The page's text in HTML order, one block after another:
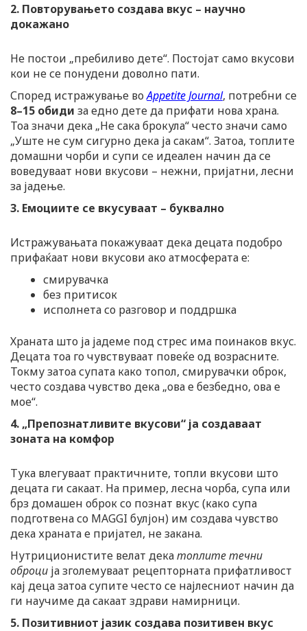
2. Повторувањето создава вкус – научно
докажано
Не постои „пребиливо дете“. Постојат само вкусови
кои не се понудени доволно пати.
Според истражување воAppetite Journal, потребни се
8–15 обиди за едно дете да прифати нова храна.
Тоа значи дека „Не сака брокула“ често значи само
„Уште не сум сигурно дека ја сакам“. Затоа, топлите
домашни чорби и супи се идеален начин да се
воведуваат нови вкусови – нежни, пријатни, лесни
за јадење.
3. Емоциите се вкусуваат – буквално
Истражувањата покажуваат дека децата подобро
прифаќаат нови вкусови ако атмосферата е:
смирувачка
без притисок
исполнета со разговор и поддршка
Храната што ја јадеме под стрес има поинаков вкус.
Децата тоа го чувствуваат повеќе од возрасните.
Токму затоа супата како топол, смирувачки оброк,
често создава чувство дека „ова е безбедно, ова е
мое“.
4. „Препознатливите вкусови“ ја создаваат
зоната на комфор
Тука влегуваат практичните, топли вкусови што
децата ги сакаат. На пример, лесна чорба, супа или
брз домашен оброк со познат вкус (како супа
подготвена со MAGGI булјон) им создава чувство
дека храната е пријател, не закана.
Нутриционистите велат декатоплите течни
оброци ја зголемуваат рецепторната прифатливост
кај деца затоа супите често се најлесниот начин да
ги научиме да сакаат здрави намирници.
5. Позитивниот јазик создава позитивен вкус